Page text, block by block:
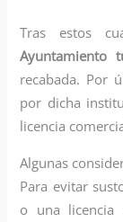
Tras estos
Ayuntamiento
recabada. Por
por dicha
licencia
Algunas
Para evitar
o una licencia